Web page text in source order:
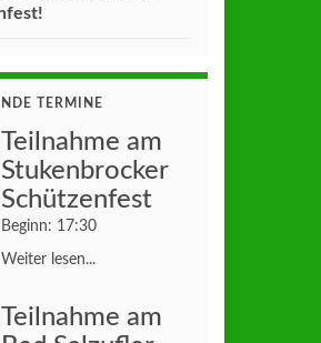
TERMINE
Teilnahme am
Stukenbrocker
Schützenfest
Beginn: 17:30
Weiter lesen...
Teilnahme am